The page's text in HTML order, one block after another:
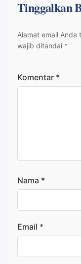
Tinggalkan
Alamat email Anda
wajib ditandai *
Komentar *
Nama *
Email *